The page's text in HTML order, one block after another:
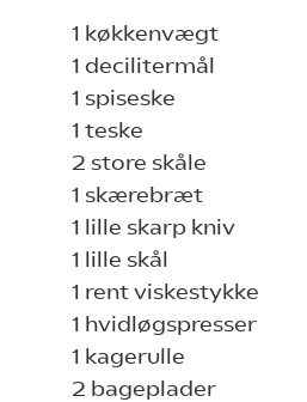
1 køkkenvægt
1 decilitermål
1 spiseske
1 teske
2 store skåle
1 skærebræt
1 lille skarp kniv
1 lille skål
1 rent viskestykke
1 hvidløgspresser
1 kagerulle
2 bageplader